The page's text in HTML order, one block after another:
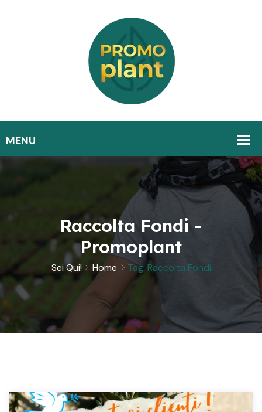
Raccolta Fondi -
Promoplant
Sei Qui! Home Tag: Raccolta Fondi